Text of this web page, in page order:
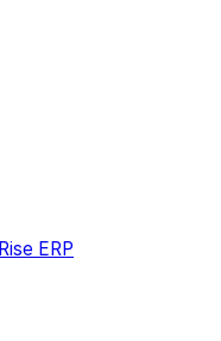
Rise ERP